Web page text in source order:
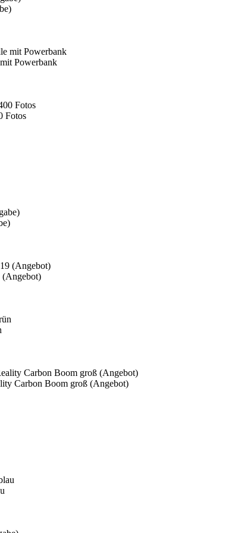
Powerbank
Fotos
Carbon Boom groß (Angebot)